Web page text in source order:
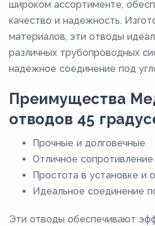
широком ассортименте,
качество и надежность.
материалов, эти отводы
различных трубопроводных
надежное соединение под
Преимущества
отводов 45
Прочные и долговечные
Отличное
Простота в установке и
Идеальное соединение
Эти отводы обеспечивают